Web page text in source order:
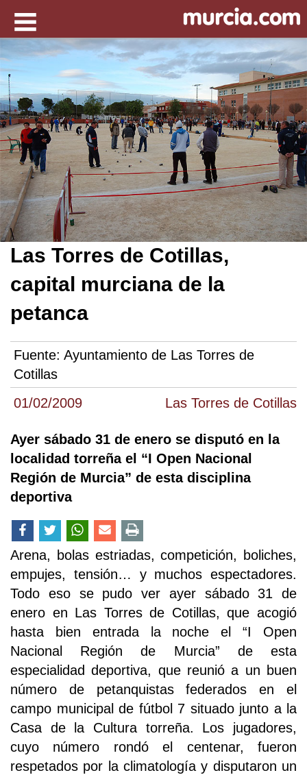
01/02/2009 Las Torres de Cotillas
Las Torres de Cotillas,
capital murciana de la
petanca
Fuente: Ayuntamiento de Las Torres de
Cotillas
Ayer sábado 31 de enero se disputó en la
localidad torreña el “I Open Nacional
Región de Murcia” de esta disciplina
deportiva
Arena, bolas estriadas, competición, boliches,
empujes, tensión… y muchos espectadores.
Todo eso se pudo ver ayer sábado 31 de
enero en Las Torres de Cotillas, que acogió
hasta bien entrada la noche el “I Open
Nacional Región de Murcia” de esta
especialidad deportiva, que reunió a un buen
número de petanquistas federados en el
campo municipal de fútbol 7 situado junto a la
Casa de la Cultura torreña. Los jugadores,
cuyo número rondó el centenar, fueron
respetados por la climatología y disputaron un